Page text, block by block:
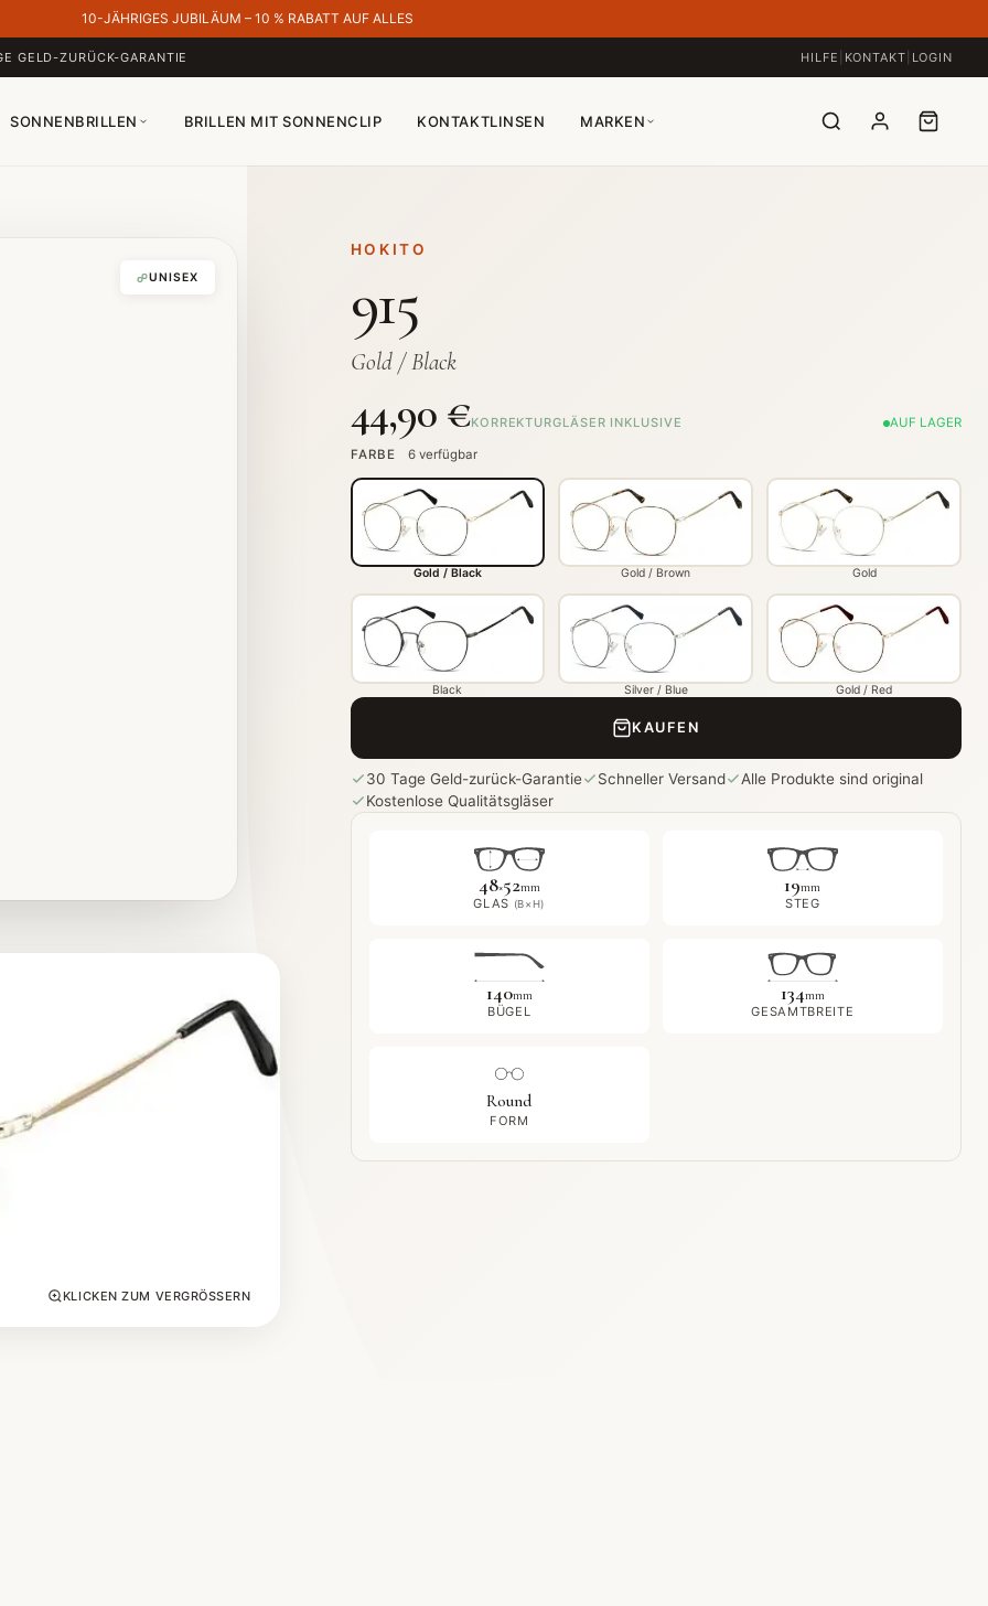
10-JÄHRIGES JUBILÄUM – 10 % RABATT AUF ALLES
GELD-ZURÜCK-GARANTIE HILFE KONTAKT LOGIN
SONNENBRILLEN BRILLEN MIT SONNENCLIP KONTAKTLINSEN MARKEN
UNISEX
HOKITO
915
Gold / Black
44,90 €KORREKTURGLÄSER INKLUSIVE AUF LAGER
FARBE 6 verfügbar
Gold / Black Gold / Brown Gold
Black Silver / Blue Gold / Red
KAUFEN
30 Tage Geld-zurück-Garantie Schneller Versand
Alle Produkte sind original
Kostenlose Qualitätsgläser
48×52mm
GLAS (B×H)
19mm
STEG
140mm
BÜGEL
134mm
GESAMTBREITE
Round
FORM
KLICKEN ZUM VERGRÖSSERN